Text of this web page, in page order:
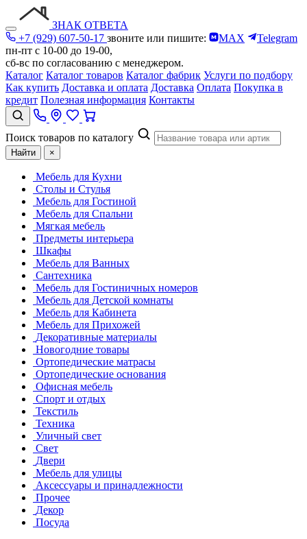
ЗНАК ОТВЕТА
+7 (929) 607-50-17 звоните или пишите: MAX
Telegram
пн-пт с 10-00 до 19-00,
сб-вс по согласованию с менеджером.
Каталог Каталог товаров Каталог фабрик Услуги по подбору
Как купить Доставка и оплата Доставка Оплата Покупка в
кредит Полезная информация Контакты
Поиск товаров по каталогу
Найти ×
Мебель для Кухни
Столы и Стулья
Мебель для Гостиной
Мебель для Спальни
Мягкая мебель
Предметы интерьера
Шкафы
Мебель для Ванных
Сантехника
Мебель для Гостиничных номеров
Мебель для Детской комнаты
Мебель для Кабинета
Мебель для Прихожей
Декоративные материалы
Новогодние товары
Ортопедические матрасы
Ортопедические основания
Офисная мебель
Спорт и отдых
Текстиль
Техника
Уличный свет
Свет
Двери
Мебель для улицы
Аксессуары и принадлежности
Прочее
Декор
Посуда